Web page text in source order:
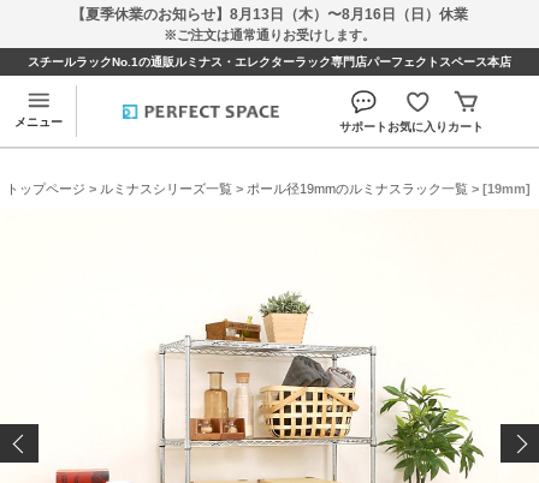
【夏季休業のお知らせ】8月13日（木）〜8月16日（日）休業
※ご注文は通常通りお受けします。
スチールラックNo.1の通販ルミナス・エレクターラック専門店パーフェクトスペース本店
メニュー サポートお気に入り カート
トップページ > ルミナスシリーズ一覧 > ポール径19mmのルミナスラック一覧 > [19mm]